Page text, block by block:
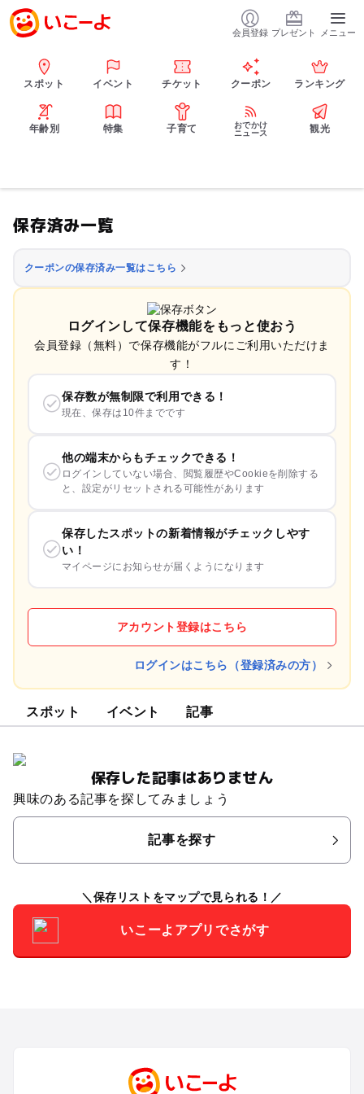
会員登録 プレゼント メニュー
スポット イベント チケット クーポン ランキング
年齢別 特集 子育て
おでかけ
ニュース
観光
保存済み一覧
クーポンの保存済み一覧はこちら
ログインして保存機能をもっと使おう
会員登録（無料）で保存機能がフルにご利用いただけま
す！
保存数が無制限で利用できる！
現在、保存は10件までです
他の端末からもチェックできる！
ログインしていない場合、閲覧履歴やCookieを削除する
と、設定がリセットされる可能性があります
保存したスポットの新着情報がチェックしやす
い！
マイページにお知らせが届くようになります
アカウント登録はこちら
ログインはこちら（登録済みの方）
スポット イベント 記事
保存した記事はありません
興味のある記事を探してみましょう
記事を探す
保存リストをマップで見られる！
いこーよアプリでさがす